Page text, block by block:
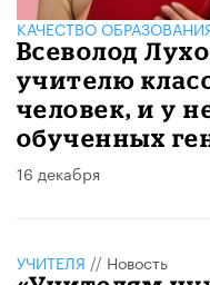
КАЧЕСТВО
Всеволод
учителю
человек, и у
обученных
16 декабря
УЧИТЕЛЯ // Новость